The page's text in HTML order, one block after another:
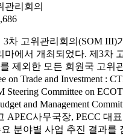
관리회의
3차 고위관리회의(SOM III)
마에서 개최되었다. 제3차
제외한 모든 회원국 고위
on Trade and Investment :
Steering Committee on
and Management
APEC사무국장, PECC 대
분야별 사업 추진 결과를